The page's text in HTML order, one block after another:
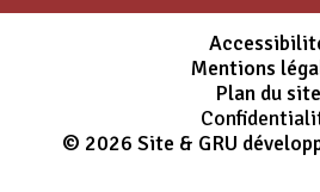
Mentions
Plan du site
© 2026 Site & GRU